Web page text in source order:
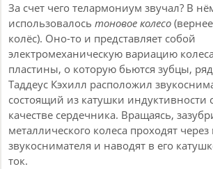
За счет чего телармониум звучал? В
использовалось тоновое колесо
колёс). Оно-то и представляет собой
электромеханическую вариацию
пластины, о которую бьются зубцы,
Таддеус Кэхилл расположил
состоящий из катушки индуктивности
качестве сердечника. Вращаясь,
металлического колеса проходят
звукоснимателя и наводят в его
ток.